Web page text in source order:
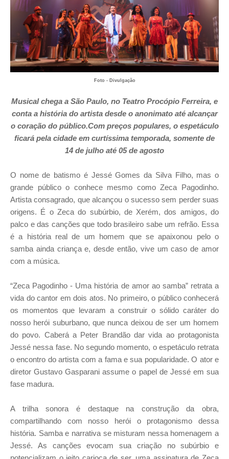
Foto - Divulgação
Musical chega a São Paulo, no Teatro Procópio Ferreira, e
conta a história do artista desde o anonimato até alcançar
o coração do público.Com preços populares, o espetáculo
ficará pela cidade em curtíssima temporada, somente de
14 de julho até 05 de agosto
O nome de batismo é Jessé Gomes da Silva Filho, mas o
grande público o conhece mesmo como Zeca Pagodinho.
Artista consagrado, que alcançou o sucesso sem perder suas
origens. É o Zeca do subúrbio, de Xerém, dos amigos, do
palco e das canções que todo brasileiro sabe um refrão. Essa
é a história real de um homem que se apaixonou pelo o
samba ainda criança e, desde então, vive um caso de amor
com a música.
“Zeca Pagodinho - Uma história de amor ao samba” retrata a
vida do cantor em dois atos. No primeiro, o público conhecerá
os momentos que levaram a construir o sólido caráter do
nosso herói suburbano, que nunca deixou de ser um homem
do povo. Caberá a Peter Brandão dar vida ao protagonista
Jessé nessa fase. No segundo momento, o espetáculo retrata
o encontro do artista com a fama e sua popularidade. O ator e
diretor Gustavo Gasparani assume o papel de Jessé em sua
fase madura.
A trilha sonora é destaque na construção da obra,
compartilhando com nosso herói o protagonismo dessa
história. Samba e narrativa se misturam nessa homenagem a
Jessé. As canções evocam sua criação no subúrbio e